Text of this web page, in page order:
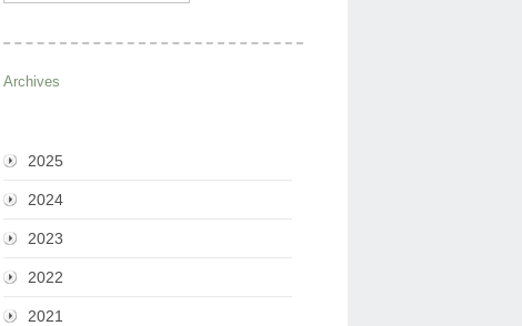
Archives
2025
2024
2023
2022
2021